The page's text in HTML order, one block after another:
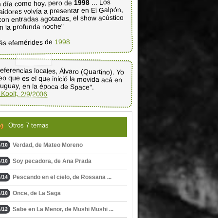
día como hoy, pero de1998 ... Los
volvía a presentar en El Galpón,
entradas agotadas, el show acústico
la profunda noche"
efemérides de 1998
locales, Álvaro (Quartino). Yo
que es el que inició la movida acá en
en la época de Space".
2/9/2006
Otros 7 temas
10 Verdad, de Mateo Moreno
10 Soy pecadora, de Ana Prada
14 Pescando en el cielo, de Rossana ...
10 Once, de La Saga
12 Sabe en La Menor, de Mushi Mushi ...